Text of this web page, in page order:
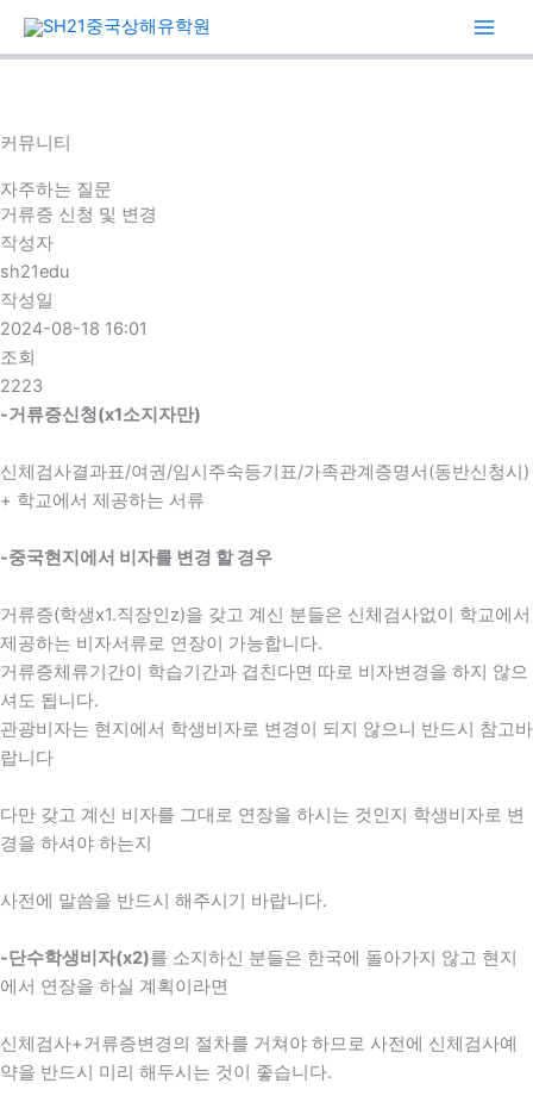
너
뛰
기
커뮤니티
자주하는 질문
거류증 신청 및 변경
작성자
sh21edu
작성일
2024-08-18 16:01
조회
2223
-거류증신청(x1소지자만)
신체검사결과표/여권/임시주숙등기표/가족관계증명서(동반신청시)
+ 학교에서 제공하는 서류
-중국현지에서 비자를 변경 할 경우
거류증(학생x1.직장인z)을 갖고 계신 분들은 신체검사없이 학교에서
제공하는 비자서류로 연장이 가능합니다.
거류증체류기간이 학습기간과 겹친다면 따로 비자변경을 하지 않으
셔도 됩니다.
관광비자는 현지에서 학생비자로 변경이 되지 않으니 반드시 참고바
랍니다
다만 갖고 계신 비자를 그대로 연장을 하시는 것인지 학생비자로 변
경을 하셔야 하는지
사전에 말씀을 반드시 해주시기 바랍니다.
-단수학생비자(x2)를 소지하신 분들은 한국에 돌아가지 않고 현지
에서 연장을 하실 계획이라면
신체검사+거류증변경의 절차를 거쳐야 하므로 사전에 신체검사예
약을 반드시 미리 해두시는 것이 좋습니다.